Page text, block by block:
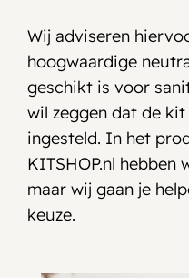
Wij adviseren
hoogwaardige
geschikt is voor
wil zeggen dat de
ingesteld. In het
KITSHOP.nl hebben
maar wij gaan je
keuze.